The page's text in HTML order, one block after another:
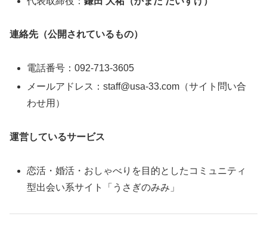
連絡先（公開されているもの）
電話番号：092‑713‑3605
メールアドレス：staff@usa‑33.com（サイト問い合
わせ用）
運営しているサービス
恋活・婚活・おしゃべりを目的としたコミュニティ
型出会い系サイト「うさぎのみみ」